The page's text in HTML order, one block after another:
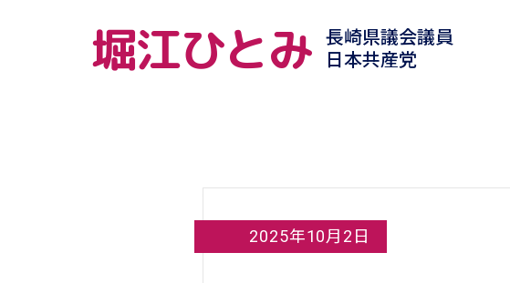
堀江ひとみ
長崎県議会議員
日本共産党
2025年10月2日